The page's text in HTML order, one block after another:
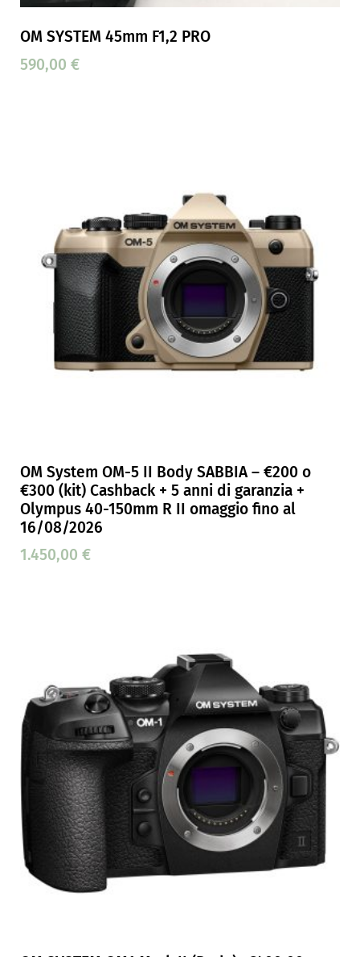
OM SYSTEM 45mm F1,2 PRO
590,00 €
OM System OM-5 II Body SABBIA – €200 o
€300 (kit) Cashback + 5 anni di garanzia +
Olympus 40-150mm R II omaggio fino al
16/08/2026
1.450,00 €